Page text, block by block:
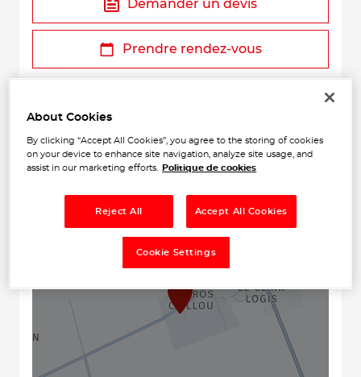
Demander un devis
Prendre rendez-vous
About Cookies
By clicking “Accept All Cookies”, you agree to the storing of cookies
on your device to enhance site navigation, analyze site usage, and
assist in our marketing efforts.
Politique de cookies
Reject All Accept All Cookies
Cookie Settings